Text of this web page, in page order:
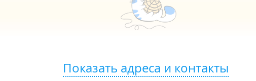
Показать адреса и контакты